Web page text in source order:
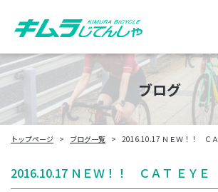
ブログ
トップページ ブログ一覧 2016.10.17 ＮＥＷ！！
2016.10.17 ＮＥＷ！！ ＣＡＴ ＥＹ